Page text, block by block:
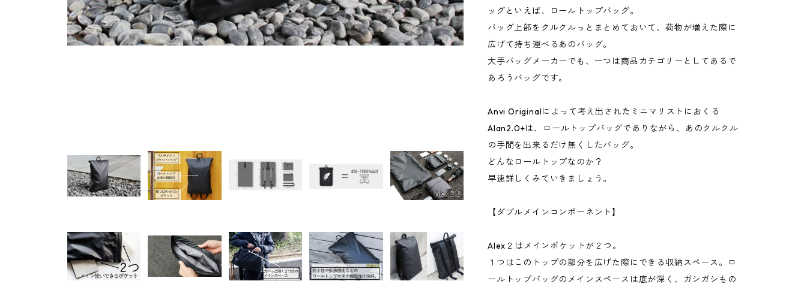
ッグといえば、ロールトップバッグ。
バッグ上部をクルクルっとまとめておいて、荷物が増えた際に
広げて持ち運べるあのバッグ。
大手バッグメーカーでも、一つは商品カテゴリーとしてあるで
あろうバッグです。
Anvi Originalによって考え出されたミニマリストにおくる
Alan2.0+は、ロールトップバッグでありながら、あのクルクル
の手間を出来るだけ無くしたバッグ。
どんなロールトップなのか？
早速詳しくみていきましょう。
【ダブルメインコンポーネント】
Alex２はメインポケットが２つ。
１つはこのトップの部分を広げた際にできる収納スペース。ロ
ールトップバッグのメインスペースは底が深く、ガシガシもの